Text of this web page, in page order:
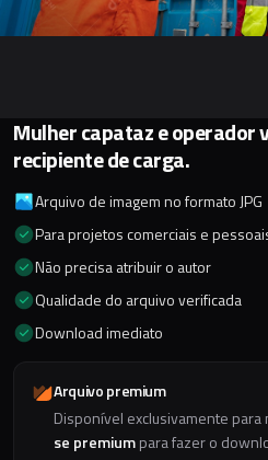
Mulher capataz e operador
recipiente de carga.
Arquivo de imagem no formato JPG
Para projetos comerciais e
Não precisa atribuir o autor
Qualidade do arquivo verificada
Download imediato
Arquivo premium
Disponível exclusivamente para
se premiumpara fazer o